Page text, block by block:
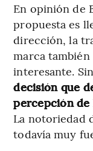
En opinión de
propuesta es
dirección, la
marca
interesante.
decisión que
percepción de
La notoriedad
todavía muy